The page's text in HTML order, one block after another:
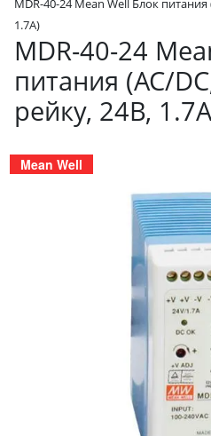
MDR-40-24 Mean Well Блок
1.7А)
MDR-40-24
питания (AC/
рейку, 24В,
Mean Well